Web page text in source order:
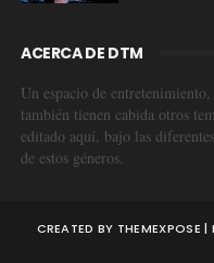
ACERCA DE DTM
Un espacio de
también tienen cabida otros
editado aquí, bajo las
de estos géneros.
CREATED BY THEMEXPOSE |